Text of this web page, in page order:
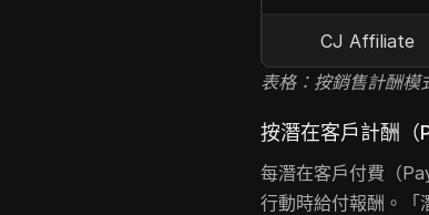
CJ Affiliate
表格：按銷售計酬模
按潛在客戶計酬（
每潛在客戶付費（
行動時給付報酬。「